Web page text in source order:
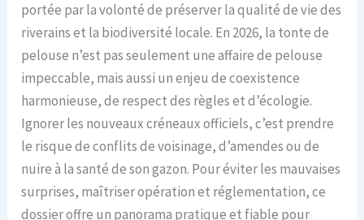
portée par la volonté de préserver la qualité de vie des
riverains et la biodiversité locale. En 2026, la tonte de
pelouse n’est pas seulement une affaire de pelouse
impeccable, mais aussi un enjeu de coexistence
harmonieuse, de respect des règles et d’écologie.
Ignorer les nouveaux créneaux officiels, c’est prendre
le risque de conflits de voisinage, d’amendes ou de
nuire à la santé de son gazon. Pour éviter les mauvaises
surprises, maîtriser opération et réglementation, ce
dossier offre un panorama pratique et fiable pour